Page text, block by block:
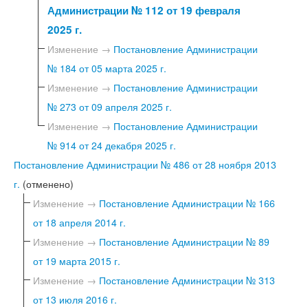
Администрации № 112 от 19 февраля
2025 г.
Изменение → Постановление Администрации
№ 184 от 05 марта 2025 г.
Изменение → Постановление Администрации
№ 273 от 09 апреля 2025 г.
Изменение → Постановление Администрации
№ 914 от 24 декабря 2025 г.
Постановление Администрации № 486 от 28 ноября 2013
г. (отменено)
Изменение → Постановление Администрации № 166
от 18 апреля 2014 г.
Изменение → Постановление Администрации № 89
от 19 марта 2015 г.
Изменение → Постановление Администрации № 313
от 13 июля 2016 г.